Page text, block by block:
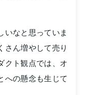
いなと思っていま
さん増やして売り
クト観点では、オ
への懸念も生じて